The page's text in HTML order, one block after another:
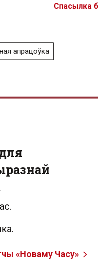
Спасылка
апрацоўка
«Новаму Часу»